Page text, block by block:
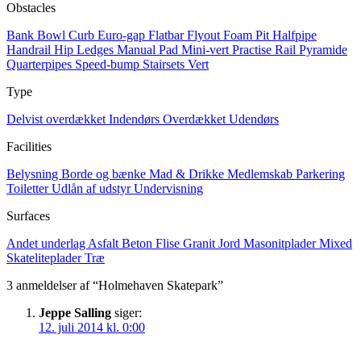
Obstacles
Bank Bowl Curb Euro-gap FlatbarFlyout Foam Pit Halfpipe
Handrail Hip Ledges Manual Pad Mini-vert Practise Rail Pyramide
Quarterpipes Speed-bump Stairsets Vert
Type
Delvist overdækket Indendørs Overdækket Udendørs
Facilities
Belysning Borde og bænke Mad & Drikke Medlemskab Parkering
ToiletterUdlån af udstyrUndervisning
Surfaces
Andet underlag Asfalt Beton Flise Granit Jord MasonitpladerMixed
SkatelitepladerTræ
3 anmeldelser af “Holmehaven Skatepark”
Jeppe Salling siger:
12. juli 2014 kl. 0:00